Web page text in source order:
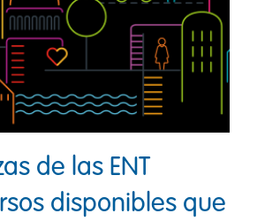
de las ENT
disponibles que